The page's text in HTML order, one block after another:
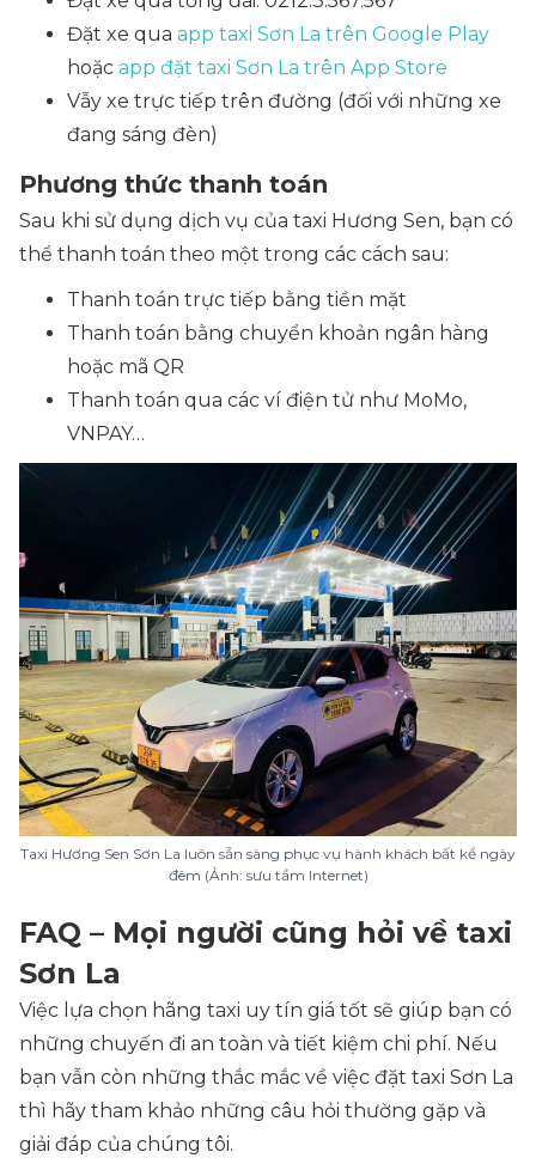
Đặt xe qua app taxi Sơn La trên Google Play
hoặc app đặt taxi Sơn La trên App Store
Vẫy xe trực tiếp trên đường (đối với những xe
đang sáng đèn)
Phương thức thanh toán
Sau khi sử dụng dịch vụ của taxi Hương Sen, bạn có
thể thanh toán theo một trong các cách sau:
Thanh toán trực tiếp bằng tiền mặt
Thanh toán bằng chuyển khoản ngân hàng
hoặc mã QR
Thanh toán qua các ví điện tử như MoMo,
VNPAY…
Taxi Hương Sen Sơn La luôn sẵn sàng phục vụ hành khách bất kể ngày
đêm (Ảnh: sưu tầm Internet)
FAQ – Mọi người cũng hỏi về taxi
Sơn La
Việc lựa chọn hãng taxi uy tín giá tốt sẽ giúp bạn có
những chuyến đi an toàn và tiết kiệm chi phí. Nếu
bạn vẫn còn những thắc mắc về việc đặt taxi Sơn La
thì hãy tham khảo những câu hỏi thường gặp và
giải đáp của chúng tôi.